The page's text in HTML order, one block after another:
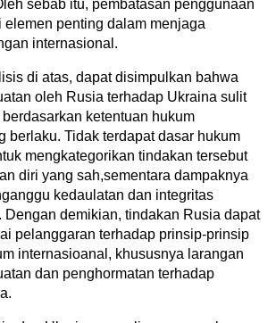
sebab itu, pembatasan penggunaan
elemen penting dalam menjaga
internasional.
di atas, dapat disimpulkan bahwa
oleh Rusia terhadap Ukraina sulit
ketentuan hukum
berlaku. Tidak terdapat dasar hukum
mengkategorikan tindakan tersebut
diri yang sah,sementara dampaknya
kedaulatan dan integritas
Dengan demikian, tindakan Rusia dapat
pelanggaran terhadap prinsip-prinsip
internasioanal, khususnya larangan
dan penghormatan terhadap